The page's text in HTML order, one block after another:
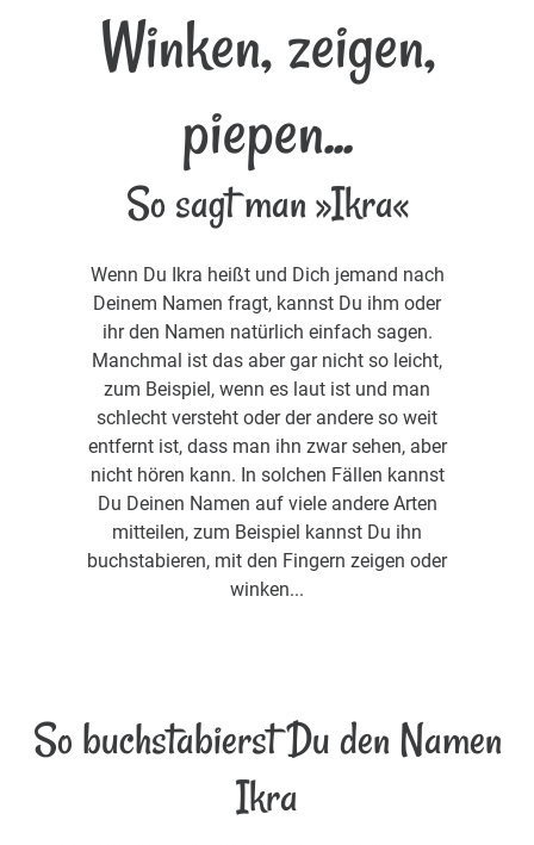
Winken, zeigen,
piepen...
So sagt man »Ikra«
Wenn Du Ikra heißt und Dich jemand nach
Deinem Namen fragt, kannst Du ihm oder
ihr den Namen natürlich einfach sagen.
Manchmal ist das aber gar nicht so leicht,
zum Beispiel, wenn es laut ist und man
schlecht versteht oder der andere so weit
entfernt ist, dass man ihn zwar sehen, aber
nicht hören kann. In solchen Fällen kannst
Du Deinen Namen auf viele andere Arten
mitteilen, zum Beispiel kannst Du ihn
buchstabieren, mit den Fingern zeigen oder
winken...
So buchstabierst Du den Namen
Ikra